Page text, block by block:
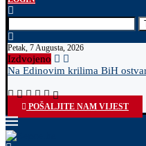
Petak, 7 Augusta, 2026
Izdvojeno
Na Edinovim krilima BiH
POŠALJITE NAM VIJEST